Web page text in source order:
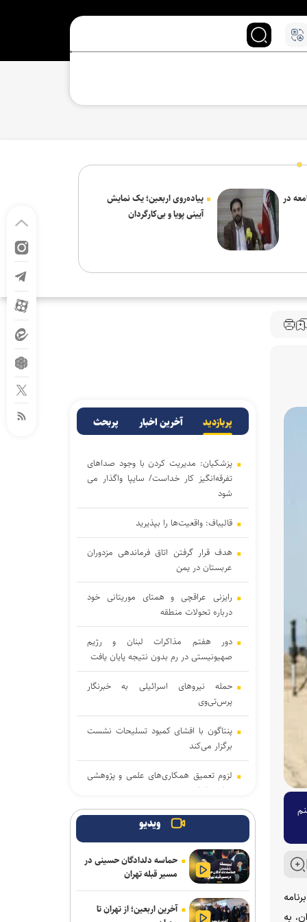
در
پیاده‌روی اربعین؛ یک نمایش
آیینی پویا و بی‌کارگردان
به
پربازدید آخرین اخبار پربحث
پزشکیان: مدیریت کردن با وجود صداهای
تفرقه‌انگیز کار خداست/ سایپا واگذار می
شود
قالیباف: واقعیت‌ها را بپذیرید
هدف قرار گرفتن اتاق‌ فرماندهی مزدوران
عربستان در یمن
رایزنی عراقچی و همتای موریتانی خود
درباره تحولات منطقه
دور هفتم مذاکرات لبنان و رژیم
صهیونیستی در رم بدون نتیجه پایان یافت
حمله نیروهای اسرائیلی به خبرنگار
پرس‌تی‌وی
پنتاگون با افشای کمبود تسلیحات نشست
برگزار می‌کند
لزوم تعمیق همکاری‌های علمی و پژوهشی
عراق و ایران
انفجار در حومه دمشق چند کشته و زخمی
برگزاری مجمع آژانس انرژی اتمی اوایل
شهریور در آمریکا
یمن: نقشه عربستان برای حمله به صنعاء را
ویدیو
حماسه دلدادگان حسینی در
مسیر قبله تهران
آخرین اربعین؛ از تهران تا